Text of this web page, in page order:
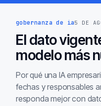
gobernanza de ia5 DE
El dato
modelo más
Por qué una IA
fechas y responsables
responda mejor con